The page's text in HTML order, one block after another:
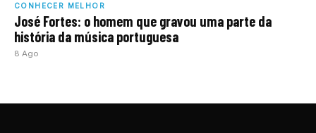
CONHECER MELHOR
José Fortes: o homem que gravou uma parte da
história da música portuguesa
8 Ago